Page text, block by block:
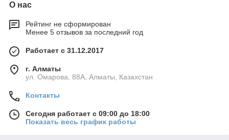
О нас
Рейтинг не сформирован
Менее 5 отзывов за последний год
Работает с 31.12.2017
г. Алматы
ул. Омарова, 88А, Алматы, Казахстан
Контакты
Сегодня работает с 09:00 до 18:00
Показать весь график работы